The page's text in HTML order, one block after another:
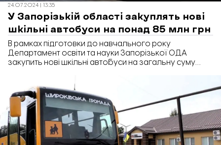
24.07.2024 | 13:35
У Запорізькій області закуплять нові
шкільні автобуси на понад 85 млн грн
В рамках підготовки до навчального року
Департамент освіти та науки Запорізької ОДА
закупить нові шкільні автобуси на загальну суму
системі закупівель Prozorro.